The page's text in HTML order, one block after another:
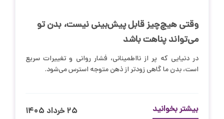
وقتی هیچ‌چیز قابل پیش‌بینی نیست، بدن تو
می‌تواند پناهت باشد
در دنیایی که پر از نااطمینانی، فشار روانی و تغییرات سریع
است، بدن ما گاهی زودتر از ذهن متوجه استرس می‌شود.
بیشتر بخوانید ۲۵ خرداد ۱۴۰۵